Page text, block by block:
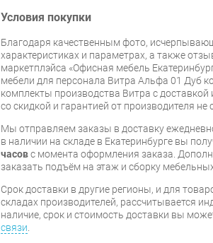
Условия покупки
Благодаря качественным фото,
характеристиках и параметрах, а также
маркетплэйса «Офисная мебель
мебели для персонала Витра Альфа 01 Дуб
комплекты производства Витра с доставкой
со скидкой и гарантией от производителя не
Мы отправляем заказы в доставку
в наличии на складе в Екатеринбурге вы
часовс момента оформления заказа.
заказать подъём на этаж и сборку
Срок доставки в другие регионы, и для
складах производителей, рассчитывается
наличие, срок и стоимость доставки вы
связи